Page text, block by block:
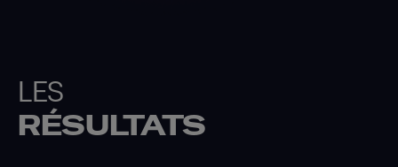
LES
RÉSULTATS